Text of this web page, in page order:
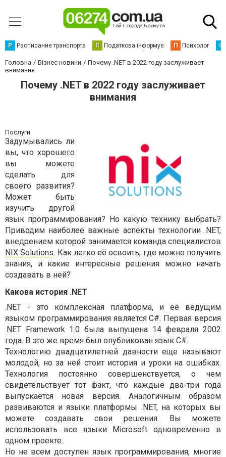
Р Расписание транспорта П Податкова інформує П Психолог С
Головна Бізнес новини
Почему .NET в 2022 году заслуживает
внимания
Почему .NET в 2022 году заслуживает
внимания
Послуги
Задумывались ли
вы, что хорошего
вы можете
сделать для
своего развития?
Может быть
изучить другой
язык программирования? Но какую технику выбрать?
Приводим наиболее важные аспекты технологии .NET,
внедрением которой занимается команда специалистов
NIX Solutions. Как легко её освоить, где можно получить
знания, и какие интересные решения можно начать
создавать в ней?
Какова история .NET
.NET - это комплексная платформа, и её ведущим
языком программирования является C#. Первая версия
.NET Framework 1.0 была выпущена 14 февраля 2002
года. В это же время был опубликован язык C#.
Технологию двадцатилетней давности еще называют
молодой, но за ней стоит история и уроки на ошибках.
Технология постоянно совершенствуется, о чем
свидетельствует тот факт, что каждые два-три года
выпускается новая версия. Аналогичным образом
развиваются и языки платформы .NET, на которых вы
можете создавать свои решения. Вы можете
использовать все языки Microsoft одновременно в
одном проекте.
Но не всем доступен язык программирования, многие